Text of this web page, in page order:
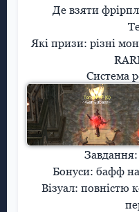
Де взяти
Які призи: різні
Система
Завдання:
Бонуси: бафф на
Візуал: повністю